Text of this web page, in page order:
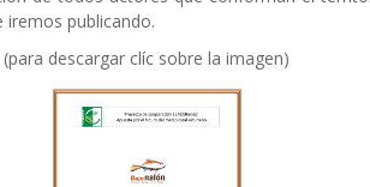
publicando.
(para descargar clíc sobre la imagen)